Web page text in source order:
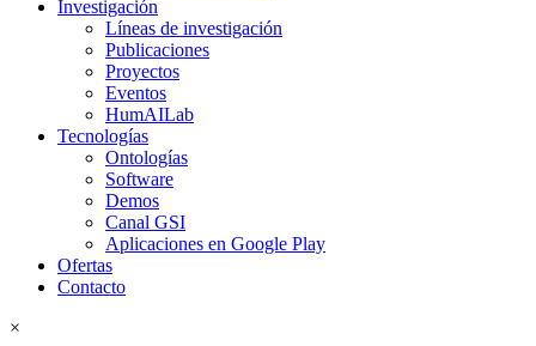
Investigación
Líneas de investigación
Publicaciones
Proyectos
Eventos
HumAILab
Tecnologías
Ontologías
Software
Demos
Canal GSI
Aplicaciones en Google Play
Ofertas
Contacto
×